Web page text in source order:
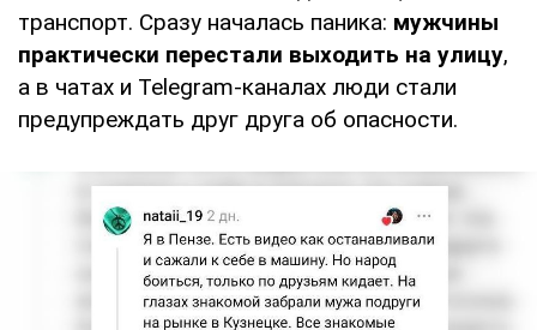
транспорт. Сразу началась паника: мужчины
практически перестали выходить на улицу,
а в чатах и Telegram-каналах люди стали
предупреждать друг друга об опасности.